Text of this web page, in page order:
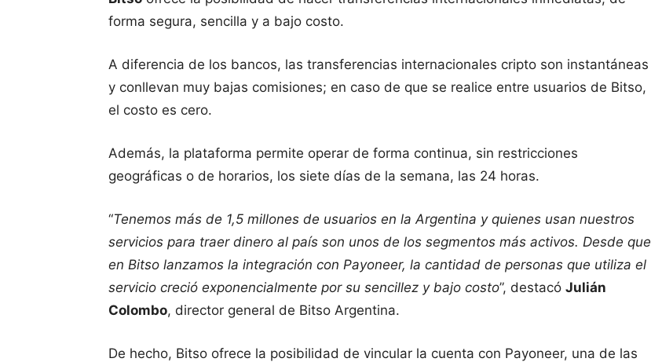
forma segura, sencilla y a bajo costo.
A diferencia de los bancos, las transferencias internacionales cripto son instantáneas
y conllevan muy bajas comisiones; en caso de que se realice entre usuarios de Bitso,
el costo es cero.
Además, la plataforma permite operar de forma continua, sin restricciones
geográficas o de horarios, los siete días de la semana, las 24 horas.
“Tenemos más de 1,5 millones de usuarios en la Argentina y quienes usan nuestros
servicios para traer dinero al país son unos de los segmentos más activos. Desde que
en Bitso lanzamos la integración con Payoneer, la cantidad de personas que utiliza el
servicio creció exponencialmente por su sencillez y bajo costo”, destacó Julián
Colombo, director general de Bitso Argentina.
De hecho, Bitso ofrece la posibilidad de vincular la cuenta con Payoneer, una de las